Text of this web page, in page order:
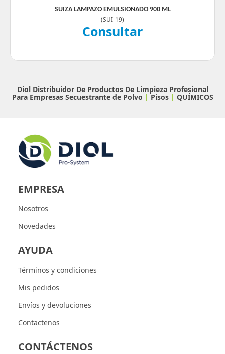
SUIZA LAMPAZO EMULSIONADO 900 ML
(SUI-19)
Consultar
Diol Distribuidor De Productos De Limpieza Profesional
Para Empresas Secuestrante de Polvo |Pisos | QUÍMICOS
EMPRESA
Nosotros
Novedades
AYUDA
Términos y condiciones
Mis pedidos
Envíos y devoluciones
Contactenos
CONTÁCTENOS